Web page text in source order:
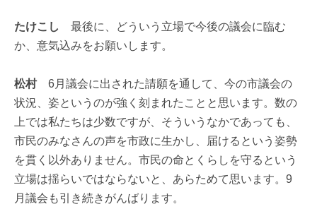
たけこし
最後に、どういう立場で今後の議会に臨む
か、意気込みをお願いします。
松村6月議会に出された請願を通して、今の市議会の
状況、姿というのが強く刻まれたことと思います。数の
上では私たちは少数ですが、そういうなかであっても、
市民のみなさんの声を市政に生かし、届けるという姿勢
を貫く以外ありません。市民の命とくらしを守るという
立場は揺らいではならないと、あらためて思います。9
月議会も引き続きがんばります。